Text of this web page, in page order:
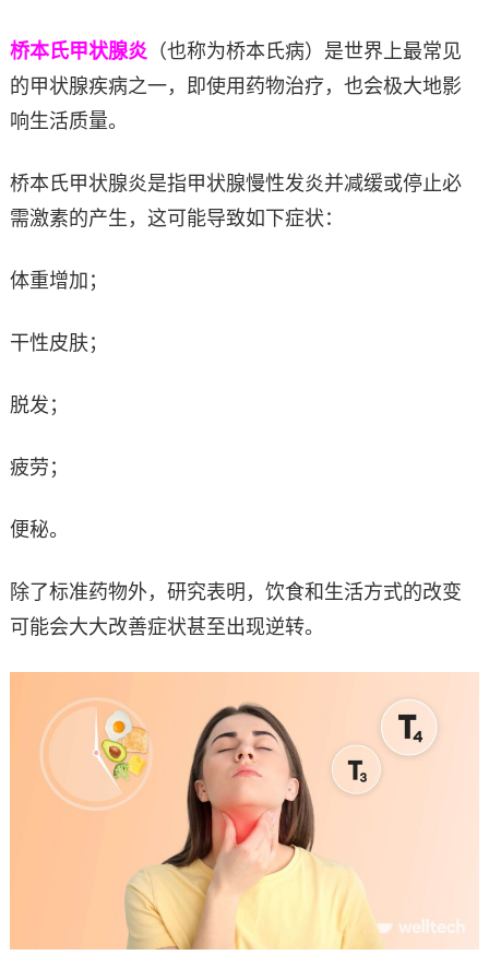
桥本氏甲状腺炎（也称为桥本氏病）是世界上最常见
的甲状腺疾病之一，即使用药物治疗，也会极大地影
响生活质量。
桥本氏甲状腺炎是指甲状腺慢性发炎并减缓或停止必
需激素的产生，这可能导致如下症状：
体重增加；
干性皮肤；
脱发；
疲劳；
便秘。
除了标准药物外，研究表明，饮食和生活方式的改变
可能会大大改善症状甚至出现逆转。